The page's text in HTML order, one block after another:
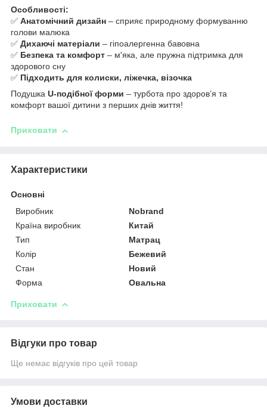
Особливості:
✅ Анатомічний дизайн – сприяє природному формуванню
голови малюка
✅ Дихаючі матеріали – гіпоалергенна бавовна
✅ Безпека та комфорт – м'яка, але пружна підтримка для
здорового сну
✅ Підходить для колиски, ліжечка, візочка
Подушка U-подібної форми – турбота про здоров’я та
комфорт вашої дитини з перших днів життя!
Приховати
Характеристики
Основні
Виробник
Nobrand
Країна виробник
Китай
Тип
Матрац
Колір
Бежевий
Стан
Новий
Форма
Овальна
Приховати
Відгуки про товар
Ще немає відгуків про цей товар
Умови доставки